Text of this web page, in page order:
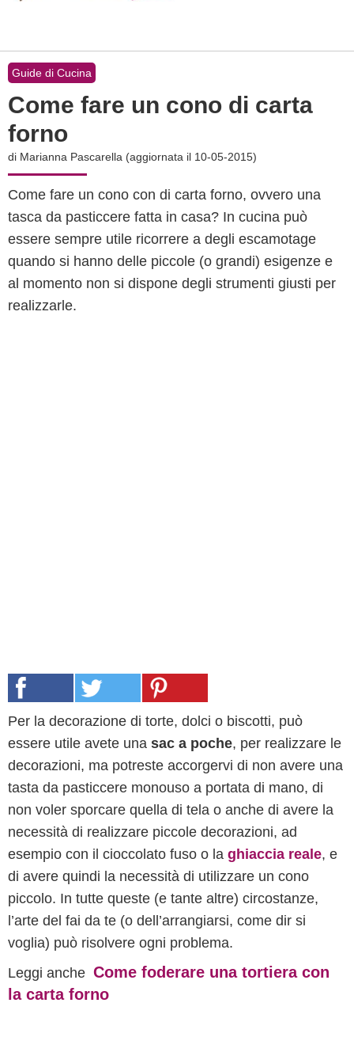
Guide di Cucina
Come fare un cono di carta
forno
di Marianna Pascarella (aggiornata il 10-05-2015)
Come fare un cono con di carta forno, ovvero una
tasca da pasticcere fatta in casa? In cucina può
essere sempre utile ricorrere a degli escamotage
quando si hanno delle piccole (o grandi) esigenze e
al momento non si dispone degli strumenti giusti per
realizzarle.
Per la decorazione di torte, dolci o biscotti, può
essere utile avete una sac a poche, per realizzare le
decorazioni, ma potreste accorgervi di non avere una
tasta da pasticcere monouso a portata di mano, di
non voler sporcare quella di tela o anche di avere la
necessità di realizzare piccole decorazioni, ad
esempio con il cioccolato fuso o la ghiaccia reale, e
di avere quindi la necessità di utilizzare un cono
piccolo. In tutte queste (e tante altre) circostanze,
l’arte del fai da te (o dell’arrangiarsi, come dir si
voglia) può risolvere ogni problema.
Leggi anche Come foderare una tortiera con
la carta forno